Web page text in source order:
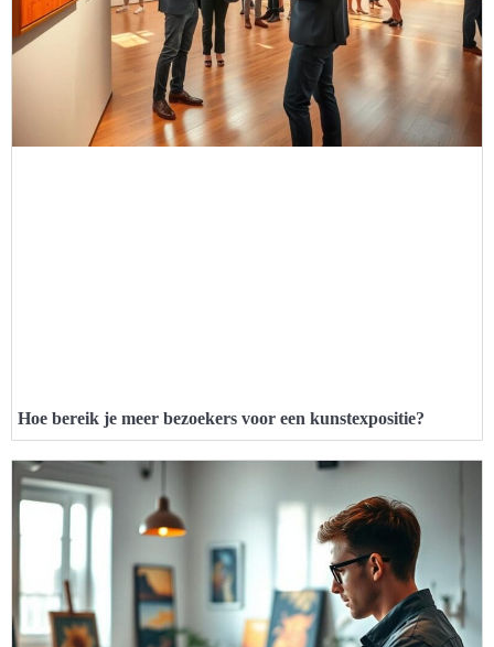
Hoe bereik je meer bezoekers voor een kunstexpositie?